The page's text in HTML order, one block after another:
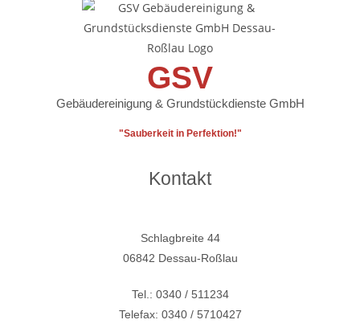
GSV
Gebäudereinigung & Grundstückdienste GmbH
"Sauberkeit in Perfektion!"
Kontakt
Schlagbreite 44
06842 Dessau-Roßlau
Tel.: 0340 / 511234
Telefax: 0340 / 5710427